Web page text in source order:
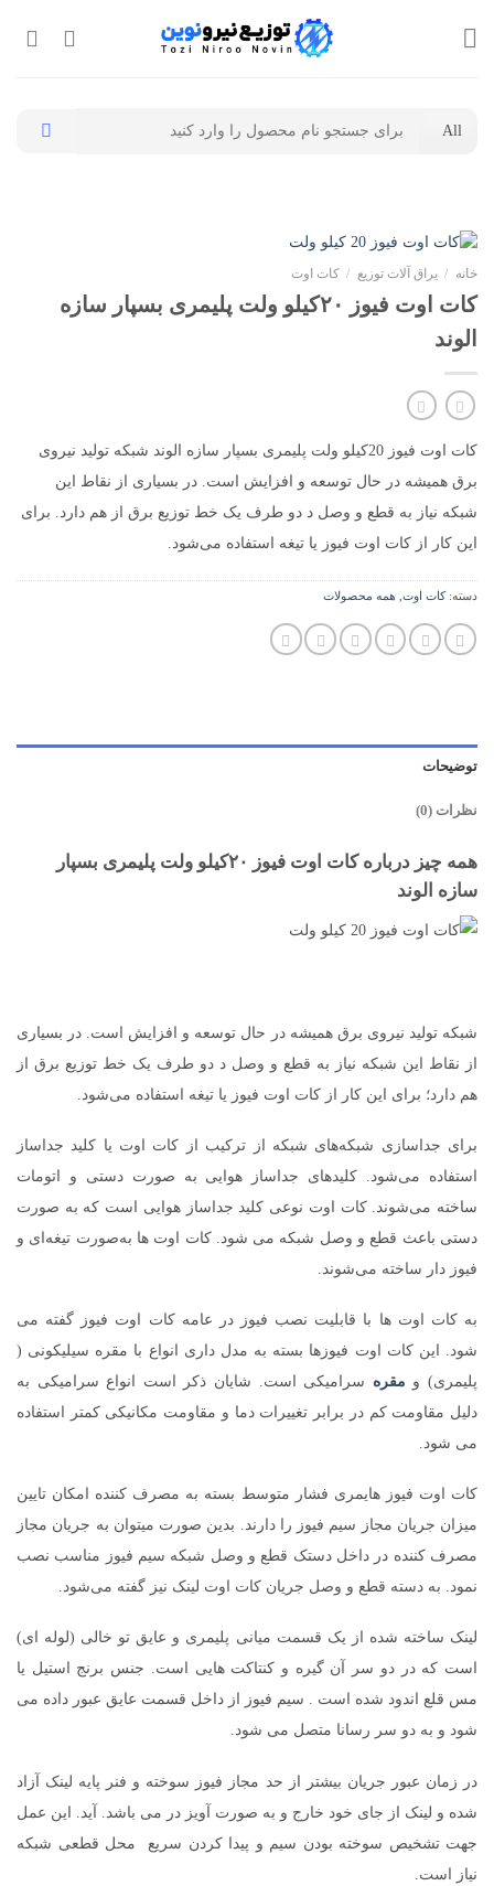
برای:
خانه / یراق آلات توزیع / کات اوت
کات اوت فیوز ۲۰کیلو ولت پلیمری بسپار سازه
الوند
کات اوت فیوز 20کیلو ولت پلیمری بسپار سازه الوند شبکه تولید نیروی
برق همیشه در حال توسعه و افزایش است. در بسیاری از نقاط این
شبکه نیاز به قطع و وصل د دو طرف یک خط توزیع برق از هم دارد. برای
این کار از کات اوت فیوز یا تیغه استفاده می‌شود.
دسته:کات اوت همه محصولات
توضیحات
نظرات (0)
همه چیز درباره کات اوت فیوز ۲۰کیلو ولت پلیمری بسپار
سازه الوند
شبکه تولید نیروی برق همیشه در حال توسعه و افزایش است. در بسیاری
از نقاط این شبکه نیاز به قطع و وصل د دو طرف یک خط توزیع برق از
هم دارد؛ برای این کار از کات اوت فیوز یا تیغه استفاده می‌شود.
برای جداسازی شبکه‌های شبکه از ترکیب از کات اوت یا کلید جداساز
استفاده می‌شود. کلیدهای جداساز هوایی به صورت دستی و اتومات
ساخته می‌شوند. کات اوت نوعی کلید جداساز هوایی است که به صورت
دستی باعث قطع و وصل شبکه می شود. کات اوت ها به‌صورت تیغه‌ای و
فیوز دار ساخته می‌شوند.
به کات اوت ها با قابلیت نصب فیوز در عامه کات اوت فیوز گفته می
شود. این کات اوت فیوزها بسته به مدل داری انواع با مقره سیلیکونی (
پلیمری) و مقره سرامیکی است. شایان ذکر است انواع سرامیکی به
دلیل مقاومت کم در برابر تغییرات دما و مقاومت مکانیکی کمتر استفاده
می شود.
کات اوت فیوز هایمری فشار متوسط ​​بسته به مصرف کننده امکان تایین
میزان جریان مجاز سیم فیوز را دارند. بدین صورت میتوان به جریان مجاز
مصرف کننده در داخل دستک قطع و وصل شبکه سیم فیوز مناسب نصب
نمود. به دسته قطع و وصل جریان کات اوت لینک نیز گفته می‌شود.
لینک ساخته شده از یک قسمت میانی پلیمری و عایق تو خالی (لوله ای)
است که در دو سر آن گیره و کنتاکت هایی است. جنس برنج استیل یا
مس قلع اندود شده است . سیم فیوز از داخل قسمت عایق عبور داده می
شود و به دو سر رسانا متصل می شود.
در زمان عبور جریان بیشتر از حد مجاز فیوز سوخته و فنر پایه لینک آزاد
شده و لینک از جای خود خارج و به صورت آویز در می باشد. آید. این عمل
جهت تشخیص سوخته بودن سیم و پیدا کردن سریع محل قطعی شبکه
نیاز است.